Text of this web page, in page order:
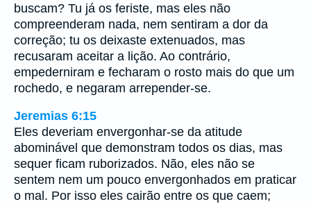
buscam? Tu já os feriste, mas eles não
compreenderam nada, nem sentiram a dor da
correção; tu os deixaste extenuados, mas
recusaram aceitar a lição. Ao contrário,
empederniram e fecharam o rosto mais do que um
rochedo, e negaram arrepender-se.
Jeremias 6:15
Eles deveriam envergonhar-se da atitude
abominável que demonstram todos os dias, mas
sequer ficam ruborizados. Não, eles não se
sentem nem um pouco envergonhados em praticar
o mal. Por isso eles cairão entre os que caem;